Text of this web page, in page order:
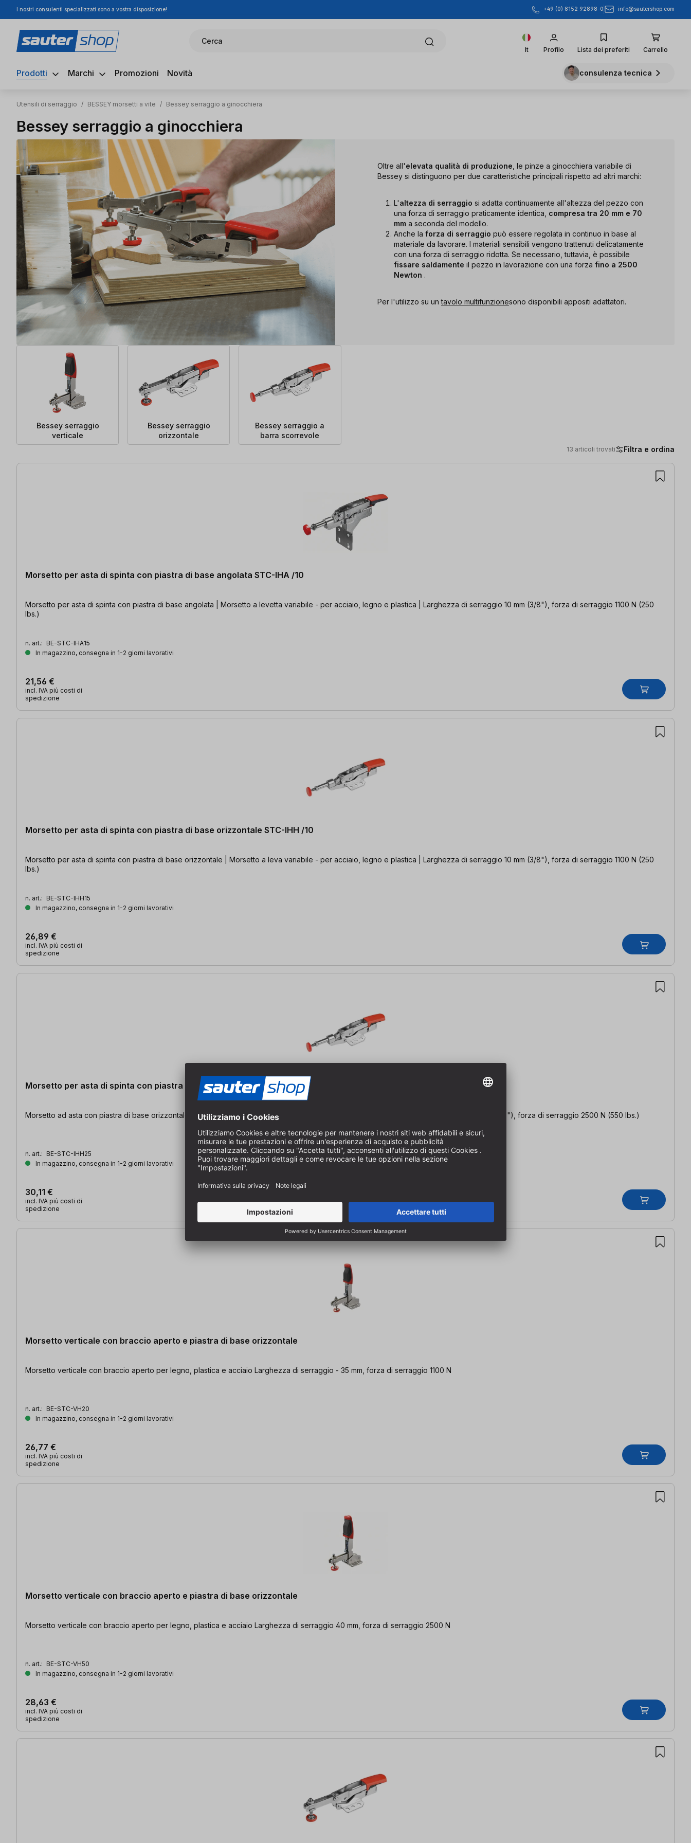
al contenuto principale
Salta alla ricerca
Passa alla navigazione principale
I nostri consulenti specializzati sono a vostra disposizione! +49 (0) 8152 92898-0 info@sautershop.com
Cerca
It Profilo Lista dei preferiti Carrello
Prodotti Marchi Promozioni Novità consulenza tecnica
Utensili di serraggio / BESSEY morsetti a vite / Bessey serraggio a ginocchiera
Bessey serraggio a ginocchiera
Oltre all'elevata qualità di produzione , le pinze a ginocchiera variabile di
Bessey si distinguono per due caratteristiche principali rispetto ad altri marchi:
L'altezza di serraggio si adatta continuamente all'altezza del pezzo con
una forza di serraggio praticamente identica, compresa tra 20 mm e 70
mm a seconda del modello.
Anche la forza di serraggio può essere regolata in continuo in base al
materiale da lavorare. I materiali sensibili vengono trattenuti delicatamente
con una forza di serraggio ridotta. Se necessario, tuttavia, è possibile
fissare saldamente il pezzo in lavorazione con una forza fino a 2500
Newton .
Per l'utilizzo su untavolo multifunzionesono disponibili appositi adattatori.
Bessey serraggio
verticale
Bessey serraggio
orizzontale
Bessey serraggio a
barra scorrevole
13 articoli trovati Filtra e ordina
13 articoli trovati
Morsetto per asta di spinta con piastra di base angolata STC-IHA /10
Morsetto per asta di spinta con piastra di base angolata | Morsetto a levetta variabile - per acciaio, legno e plastica | Larghezza di serraggio 10 mm (3/8"), forza di serraggio 1100 N (250
Ibs.)
n. art.: BE-STC-IHA15
In magazzino, consegna in 1-2 giorni lavorativi
21,56 €
incl. IVA più costi di
spedizione
Morsetto per asta di spinta con piastra di base orizzontale STC-IHH /10
Morsetto per asta di spinta con piastra di base orizzontale | Morsetto a leva variabile - per acciaio, legno e plastica | Larghezza di serraggio 10 mm (3/8"), forza di serraggio 1100 N (250
Ibs.)
n. art.: BE-STC-IHH15
In magazzino, consegna in 1-2 giorni lavorativi
26,89 €
incl. IVA più costi di
spedizione
Morsetto per asta di spinta con piastra di base orizzontale STC-IHH /25
Morsetto ad asta con piastra di base orizzontale | Morsetto a leva variabile - per acciaio, legno e plastica | Larghezza di serraggio 16 mm (5/8"), forza di serraggio 2500 N (550 Ibs.)
n. art.: BE-STC-IHH25
In magazzino, consegna in 1-2 giorni lavorativi
30,11 €
incl. IVA più costi di
spedizione
Morsetto verticale con braccio aperto e piastra di base orizzontale
Morsetto verticale con braccio aperto per legno, plastica e acciaio Larghezza di serraggio - 35 mm, forza di serraggio 1100 N
n. art.: BE-STC-VH20
In magazzino, consegna in 1-2 giorni lavorativi
26,77 €
incl. IVA più costi di
spedizione
Morsetto verticale con braccio aperto e piastra di base orizzontale
Morsetto verticale con braccio aperto per legno, plastica e acciaio Larghezza di serraggio 40 mm, forza di serraggio 2500 N
n. art.: BE-STC-VH50
In magazzino, consegna in 1-2 giorni lavorativi
28,63 €
incl. IVA più costi di
spedizione